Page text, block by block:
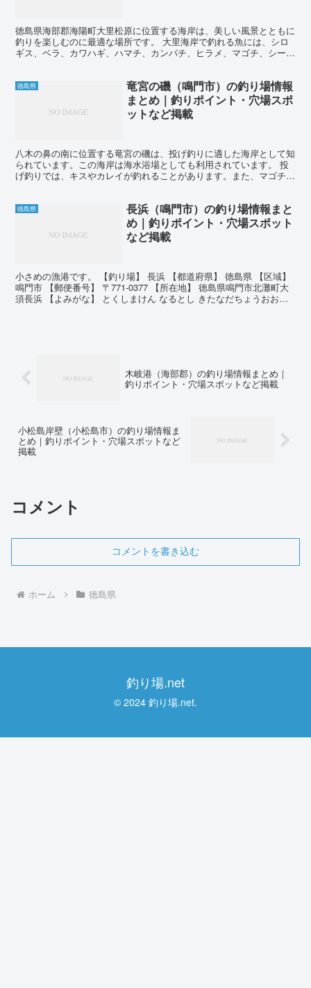
徳島県海部郡海陽町大里松原に位置する海岸は、美しい風景とともに
釣りを楽しむのに最適な場所です。 大里海岸で釣れる魚には、シロ
ギス、ベラ、カワハギ、ハマチ、カンパチ、ヒラメ、マゴチ、シーバ
徳島県
竜宮の磯（鳴門市）の釣り場情報
まとめ｜釣りポイント・穴場スポ
ットなど掲載
八木の鼻の南に位置する竜宮の磯は、投げ釣りに適した海岸として知
られています。この海岸は海水浴場としても利用されています。 投
げ釣りでは、キスやカレイが釣れることがあります。また、マゴチも
徳島県
長浜（鳴門市）の釣り場情報まと
め｜釣りポイント・穴場スポット
など掲載
小さめの漁港です。 【釣り場】 長浜 【都道府県】 徳島県 【区域】
鳴門市 【郵便番号】 〒771-0377 【所在地】 徳島県鳴門市北灘町大
須長浜 【よみがな】 とくしまけん なるとし きたなだちょうおおず
木岐港（海部郡）の釣り場情報まとめ｜
釣りポイント・穴場スポットなど掲載
小松島岸壁（小松島市）の釣り場情報ま
とめ｜釣りポイント・穴場スポットなど
掲載
コメント
コメントを書き込む
ホーム 徳島県
釣り場.net
© 2024 釣り場.net.